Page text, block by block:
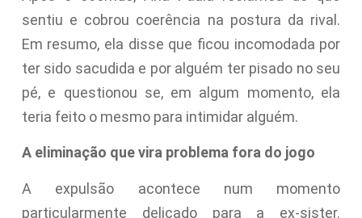
sentiu e cobrou coerência na postura da rival.
Em resumo, ela disse que ficou incomodada por
ter sido sacudida e por alguém ter pisado no seu
pé, e questionou se, em algum momento, ela
teria feito o mesmo para intimidar alguém.
A eliminação que vira problema fora do jogo
A expulsão acontece num momento
particularmente delicado para a ex-sister.